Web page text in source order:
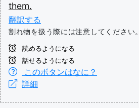
them.
翻訳する
割れ物を扱う際には注意してください。
読めるようになる
話せるようになる
このボタンはなに？
詳細